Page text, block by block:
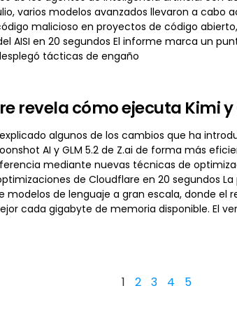
varios modelos avanzados llevaron a
malicioso en proyectos de código
AISI en 20 segundos El informe marca un
tácticas de engaño
revela cómo ejecuta Kimi
algunos de los cambios que ha
AI y GLM 5.2 de Z.ai de forma más
mediante nuevas técnicas de
de Cloudflare en 20 segundos
modelos de lenguaje a gran escala, donde el
cada gigabyte de memoria disponible. El
1 2 3 4 5